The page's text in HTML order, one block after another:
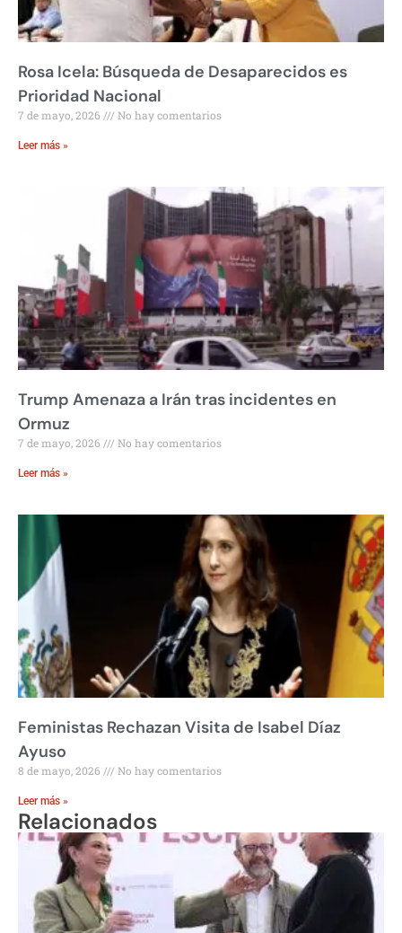
Rosa Icela: Búsqueda de Desaparecidos es
Prioridad Nacional
7 de mayo, 2026 No hay comentarios
Leer más »
Trump Amenaza a Irán tras incidentes en
Ormuz
7 de mayo, 2026 No hay comentarios
Leer más »
Feministas Rechazan Visita de Isabel Díaz
Ayuso
8 de mayo, 2026 No hay comentarios
Leer más »
Relacionados